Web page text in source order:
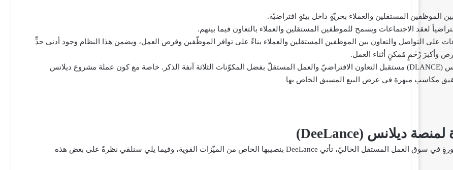
الموظفين المستقلين والعملاء بحريّةٍ داخل بيئةٍ افتراضيّة.
لعقد الاجتماعات ويسمح للموظفين المستقلين والعملاء بالتعاون فيما بينهم.
على التواصل والتعاون بين الموظفين المستقلين والعملاء بناءً على توافر الموظّفين وفرص العمل، ويضمن هذا النظام وجود أدنى حدٍّ
وأكبرَ زَخَمٍ مُمكنٍ أثناء العمل.
وتعكس عملة مشروع ديلانس (DLANCE) مستقبل التعاون الافتراضيّ والعمل المستقلّ بفضل المكوّنات الثلاثة آنفة الذكر. خاصة مع كون عملة مشروع ديلانس
لمنصة ديلانس (DeeLance
)
كمنصّةٍ تهدف إلى إحداث ثورةٍ في سوق العمل المستقل الحاليّ، تأتي DeeLance بنصيبها الخاص من الميّزات القوية، وفيما يلي سنلقي نظرةً على بعض هذه